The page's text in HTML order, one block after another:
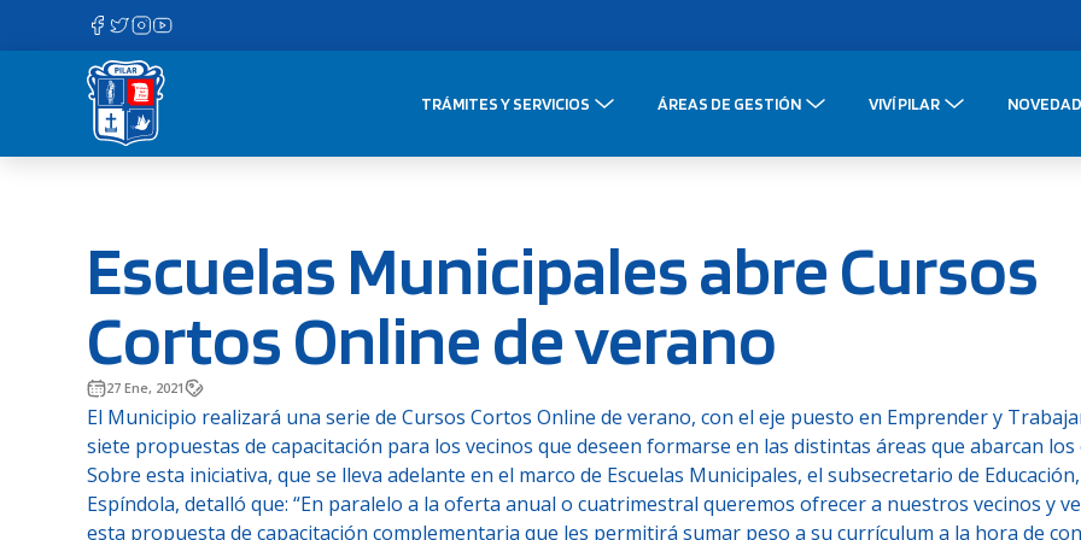
contenido
TRÁMITES Y SERVICIOS ÁREAS DE GESTIÓN VIVÍ PILAR
Escuelas Municipales abre Cursos
Cortos Online de verano
27 Ene, 2021
El Municipio realizará una serie de Cursos Cortos Online de verano, con el eje puesto en Emprender y
siete propuestas de capacitación para los vecinos que deseen formarse en las distintas áreas que abarcan los
Sobre esta iniciativa, que se lleva adelante en el marco de Escuelas Municipales, el subsecretario de
Espíndola, detalló que: “En paralelo a la oferta anual o cuatrimestral queremos ofrecer a nuestros vecinos y
esta propuesta de capacitación complementaria que les permitirá sumar peso a su currículum a la hora de